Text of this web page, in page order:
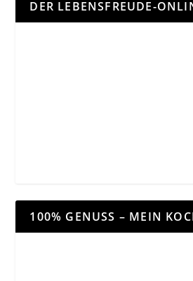
DER LEBENSFREUDE-
100% GENUSS – MEIN